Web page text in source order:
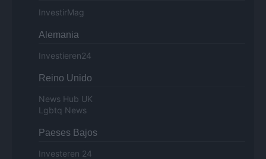
InvestirMag
Alemania
Investieren24
Reino Unido
News Hub UK
Lgbtq News
Paeses Bajos
Investeren 24